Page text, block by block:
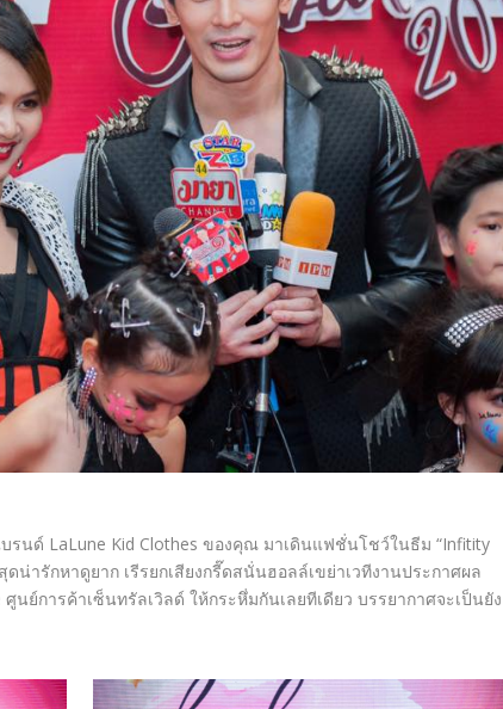
รนด์ LaLune Kid Clothes ของคุณ มาเดินแฟชั่นโชว์ในธีม “Infitity
ดน่ารักหาดูยาก เรีรยกเสียงกรี๊ดสนั่นฮอลล์เขย่าเวทีงานประกาศผล
ศูนย์การค้าเซ็นทรัลเวิลด์ ให้กระหึ่มกันเลยทีเดียว บรรยากาศจะเป็นยัง